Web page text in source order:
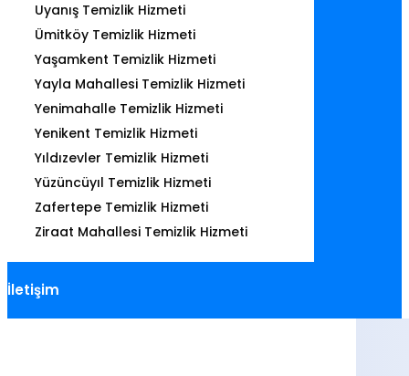
Uyanış Temizlik Hizmeti
Ümitköy Temizlik Hizmeti
Yaşamkent Temizlik Hizmeti
Yayla Mahallesi Temizlik Hizmeti
Yenimahalle Temizlik Hizmeti
Yenikent Temizlik Hizmeti
Yıldızevler Temizlik Hizmeti
Yüzüncüyıl Temizlik Hizmeti
Zafertepe Temizlik Hizmeti
Ziraat Mahallesi Temizlik Hizmeti
İletişim